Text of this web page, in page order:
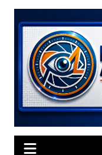
Skip
content